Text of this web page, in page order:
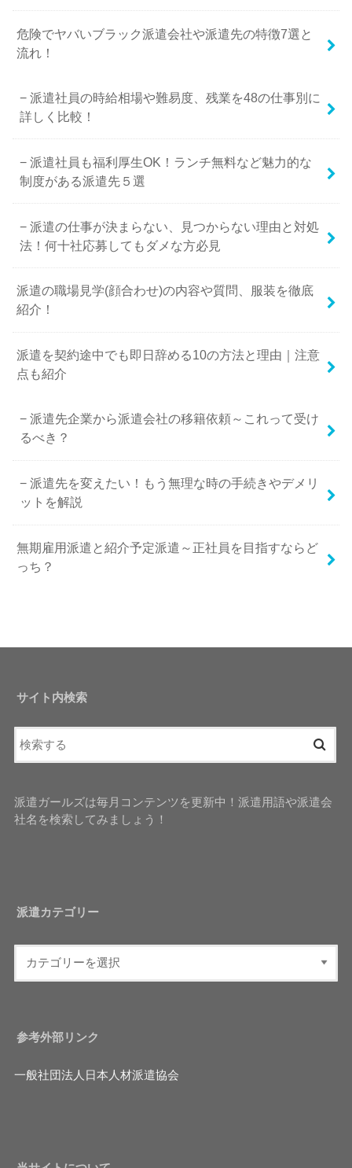
危険でヤバいブラック派遣会社や派遣先の特徴7選と
流れ！
派遣社員の時給相場や難易度、残業を48の仕事別に
詳しく比較！
派遣社員も福利厚生OK！ランチ無料など魅力的な
制度がある派遣先５選
派遣の仕事が決まらない、見つからない理由と対処
法！何十社応募してもダメな方必見
派遣の職場見学(顔合わせ)の内容や質問、服装を徹底
紹介！
派遣を契約途中でも即日辞める10の方法と理由｜注意
点も紹介
派遣先企業から派遣会社の移籍依頼～これって受け
るべき？
派遣先を変えたい！もう無理な時の手続きやデメリ
ットを解説
無期雇用派遣と紹介予定派遣～正社員を目指すならど
っち？
サイト内検索
派遣ガールズは毎月コンテンツを更新中！派遣用語や派遣会
社名を検索してみましょう！
派遣カテゴリー
参考外部リンク
一般社団法人日本人材派遣協会